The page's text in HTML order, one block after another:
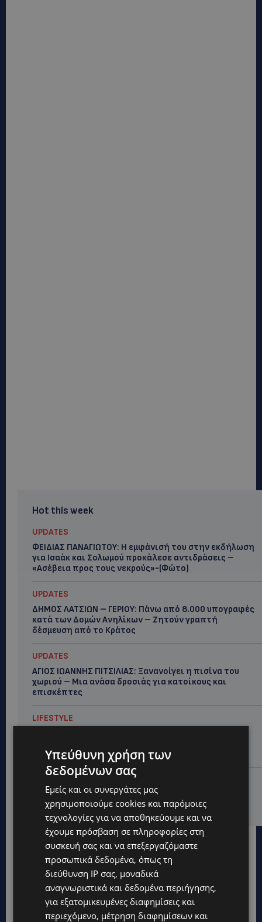
Hot this week
UPDATES
ΦΕΙΔΙΑΣ ΠΑΝΑΓΙΩΤΟΥ: Η εμφάνισή του στην εκδήλωση
για Ισαάκ και Σολωμού προκάλεσε αντιδράσεις –
«Ασέβεια προς τους νεκρούς»-(Φώτο)
UPDATES
ΔΗΜΟΣ ΛΑΤΣΙΩΝ – ΓΕΡΙΟΥ: Πάνω από 8.000 υπογραφές
κατά των Δομών Ανηλίκων – Ζητούν γραπτή
δέσμευση από το Κράτος
UPDATES
ΑΓΙΟΣ ΙΩΑΝΝΗΣ ΠΙΤΣΙΛΙΑΣ: Ξανανοίγει η πισίνα του
χωριού – Μια ανάσα δροσιάς για κατοίκους και
επισκέπτες
LIFESTYLE
ευθύνη»
ARLA PROTEIN: Συνεχίζει να καινοτομεί με το Arla
Protein Food to Go.
Υπεύθυνη χρήση των
δεδομένων σας
Εμείς και οι συνεργάτες μας
χρησιμοποιούμε cookies και παρόμοιες
τεχνολογίες για να αποθηκεύουμε και να
έχουμε πρόσβαση σε πληροφορίες στη
συσκευή σας και να επεξεργαζόμαστε
προσωπικά δεδομένα, όπως τη
διεύθυνση IP σας, μοναδικά
αναγνωριστικά και δεδομένα περιήγησης,
για εξατομικευμένες διαφημίσεις και
περιεχόμενο, μέτρηση διαφημίσεων και